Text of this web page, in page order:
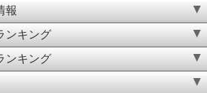
報
ンキング
ンキング